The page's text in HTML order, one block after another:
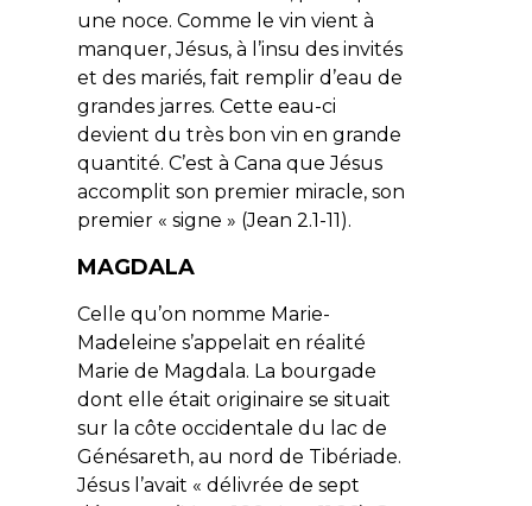
une noce. Comme le vin vient à
manquer, Jésus, à l’insu des invités
et des mariés, fait remplir d’eau de
grandes jarres. Cette eau-ci
devient du très bon vin en grande
quantité. C’est à Cana que Jésus
accomplit son premier miracle, son
premier « signe » (Jean 2.1-11).
MAGDALA
Celle qu’on nomme Marie-
Madeleine s’appelait en réalité
Marie de Magdala. La bourgade
dont elle était originaire se situait
sur la côte occidentale du lac de
Génésareth, au nord de Tibériade.
Jésus l’avait « délivrée de sept